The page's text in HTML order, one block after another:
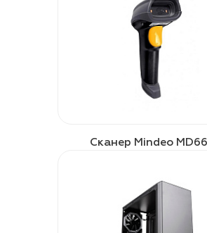
Сканер Mindeo